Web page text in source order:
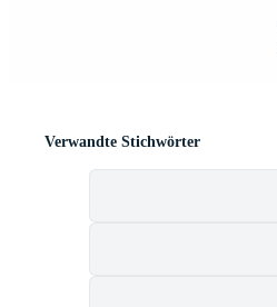
Verwandte Stichwörter